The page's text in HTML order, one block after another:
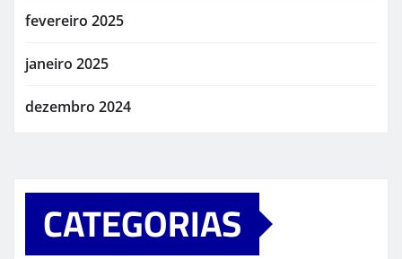
fevereiro 2025
janeiro 2025
dezembro 2024
CATEGORIAS